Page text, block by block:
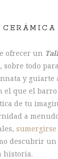
ofrecer un
sobre todo
y guiarte
el que el
de tu
a
descubrir
historia.